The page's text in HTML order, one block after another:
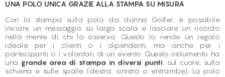
UNA POLO UNICA GRAZIE ALLA STAMPA SU MISURA
Con la stampa sulla polo da donna Golfer, è possibile
inviare un messaggio su larga scala e lasciare un ricordo
nella mente di chi la osserva. Questo lo rende un regalo
ideale per i clienti o i dipendenti, ma anche per i
partecipanti o i volontari di un evento. Questo indumento ha
una grande area di stampa in diversi punti: sul cuore, sulla
schiena e sulle spalle (destra, sinistra o entrambe). La polo